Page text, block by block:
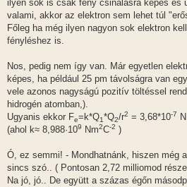
ilyen sok is csak fény csinálásra képes és
valami, akkor az elektron sem lehet túl
Főleg ha még ilyen nagyon sok elektron
fényléshez is.
Nos, pedig nem így van. Már egyetlen
képes, ha például 25 pm távolságra van
vele azonos nagyságú pozitív töltéssel
hidrogén atomban,).
Ugyanis ekkor Fe=k*Q1*Q2/r2 = 3,68*10-7
N
(ahol k≈ 8,988·109 Nm2C-2 )
Ó, ez semmi! - Mondhatnánk, hiszen még
sincs szó.. ( Pontosan 2,72 milliomod
Na jó, jó.. De együtt a százas égőn